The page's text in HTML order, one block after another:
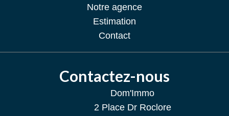
Notre agence
Estimation
Contact
Contactez-nous
Dom'Immo
2 Place Dr Roclore